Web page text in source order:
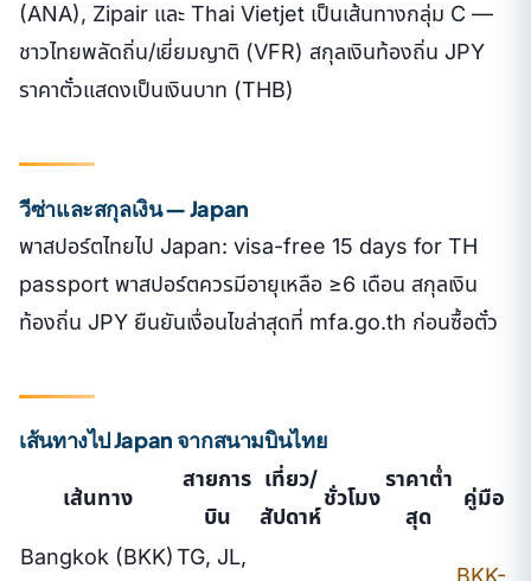
(ANA), Zipair และ Thai Vietjet เป็นเส้นทางกลุ่ม C —
ชาวไทยพลัดถิ่น/เยี่ยมญาติ (VFR) สกุลเงินท้องถิ่น JPY
ราคาตั๋วแสดงเป็นเงินบาท (THB)
วีซ่าและสกุลเงิน — Japan
พาสปอร์ตไทยไป Japan: visa-free 15 days for TH
passport พาสปอร์ตควรมีอายุเหลือ ≥6 เดือน สกุลเงิน
ท้องถิ่น JPY ยืนยันเงื่อนไขล่าสุดที่ mfa.go.th ก่อนซื้อตั๋ว
เส้นทางไป Japan จากสนามบินไทย
เส้นทาง
สายการ
บิน
เที่ยว/
สัปดาห์
ชั่วโมง
ราคาต่ำ
สุด
คู่มือ
Bangkok (BKK)TG, JL,
BKK-